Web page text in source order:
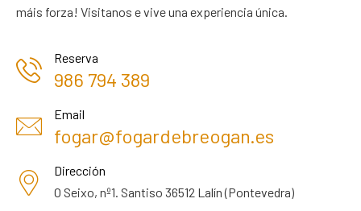
máis forza! Visitanos e vive una experiencia única.
Reserva
986 794 389
Email
fogar@fogardebreogan.es
Dirección
O Seixo, nº1. Santiso 36512 Lalín (Pontevedra)